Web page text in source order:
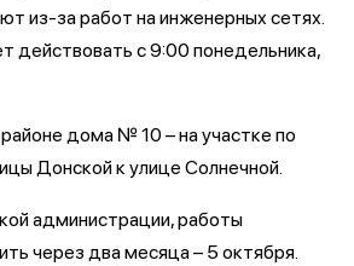
из-за работ на инженерных сетях.
действовать с 9:00 понедельника,
дома № 10 – на участке по
Донской к улице Солнечной.
администрации, работы
через два месяца – 5 октября.